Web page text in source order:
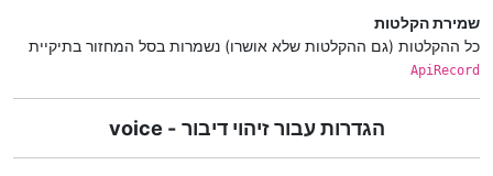
שמירת הקלטות
כל ההקלטות (גם ההקלטות שלא אושרו) נשמרות בסל המחזור בתיקיית
ApiRecord
הגדרות עבור זיהוי דיבור - voice